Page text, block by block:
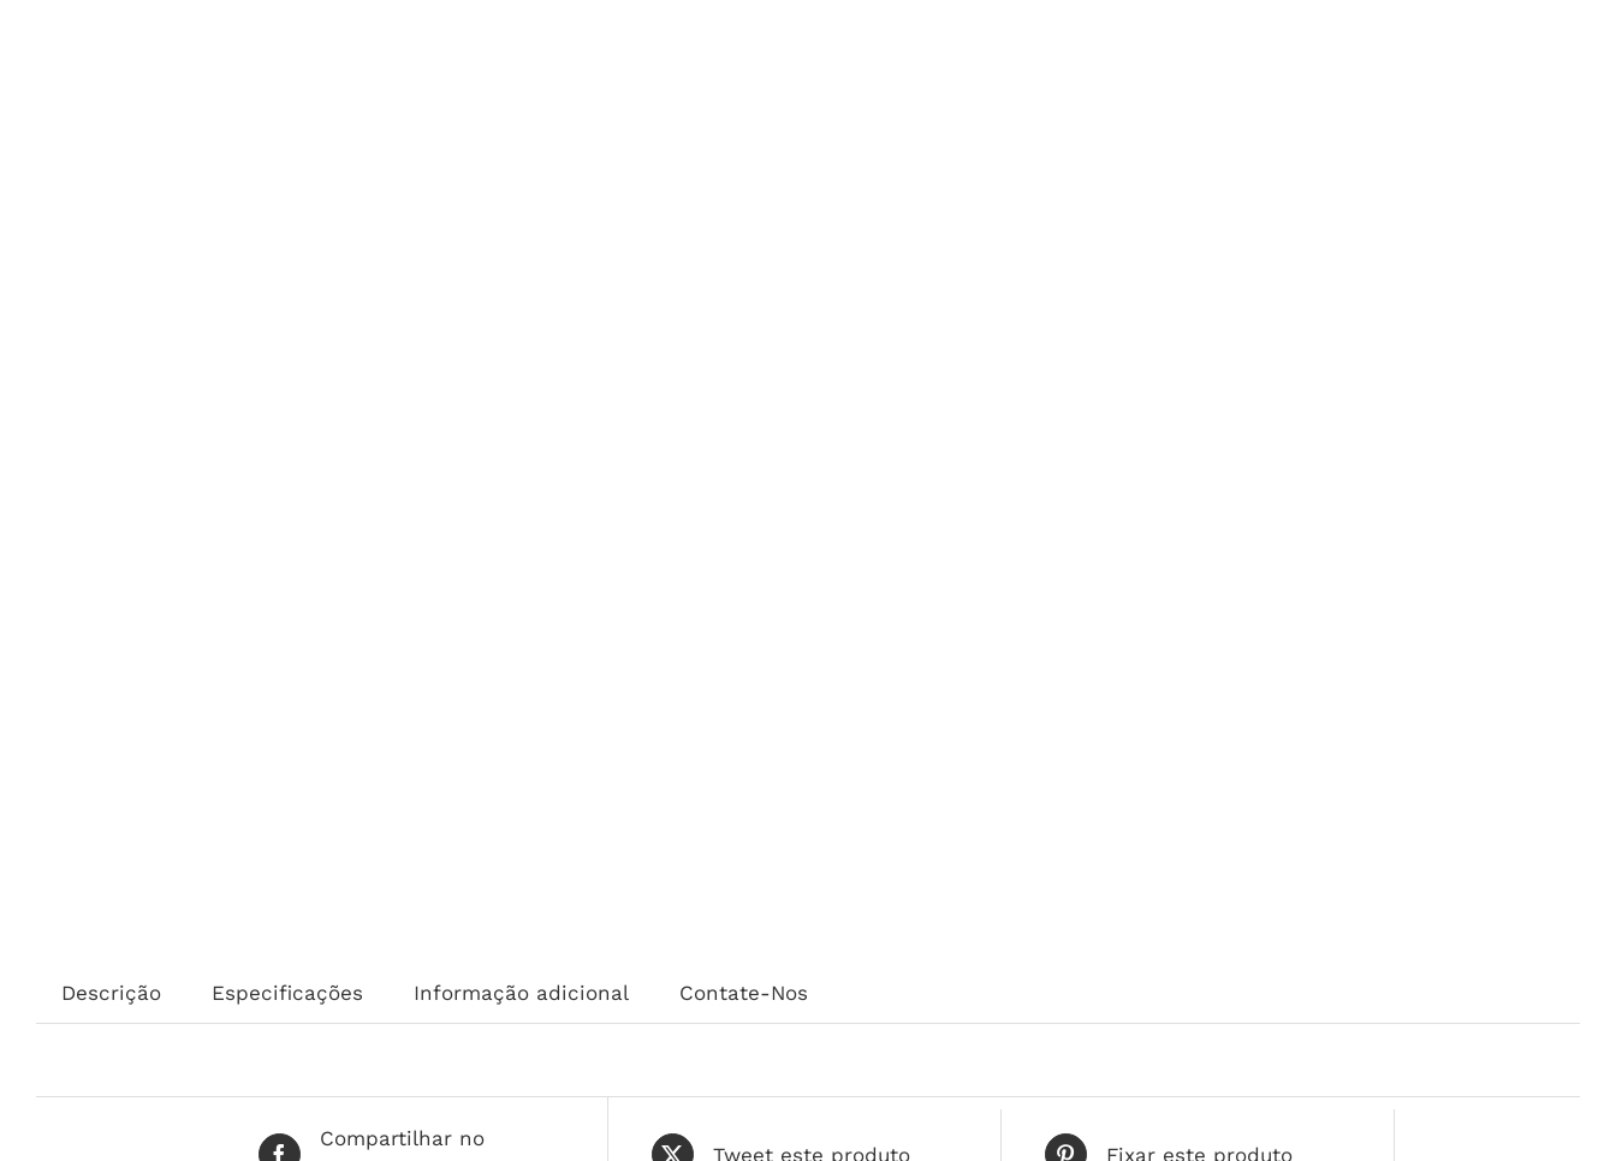
Descrição Especificações Informação adicional Contate-Nos
Compartilhar no
Tweet este produto Fixar este produto